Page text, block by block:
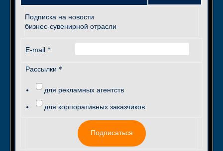
Подписка на новости
бизнес-сувенирной отрасли
E-mail *
Рассылки *
для рекламных агентств
для корпоративных заказчиков
Подписаться